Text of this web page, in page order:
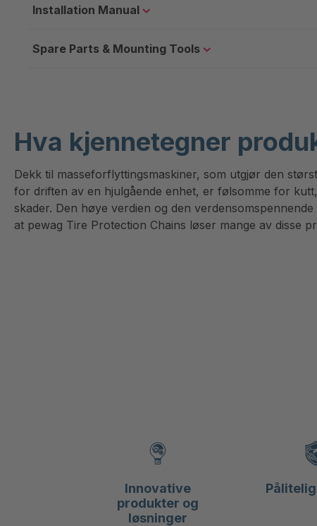
Installation Manual
Spare Parts & Mounting Tools
Hva kjennetegner
Dekk til masseforflyttingsmaskiner, som utgjør den
for driften av en hjulgående enhet, er følsomme for
skader. Den høye verdien og den
at pewag Tire Protection Chains løser mange av disse
Innovative
produkter og
løsninger